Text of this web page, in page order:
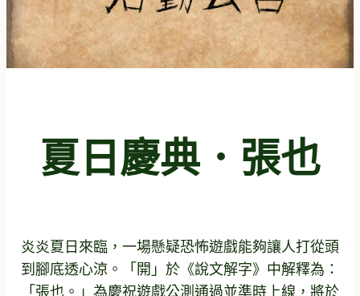
夏日慶典．張也
炎炎夏日來臨，一場懸疑恐怖遊戲能夠讓人打從頭
到腳底透心涼。「開」於《說文解字》中解釋為：
「張也。」為慶祝遊戲公測通過並準時上線，將於